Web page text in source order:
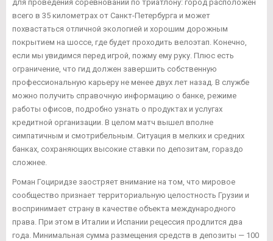
для проведения соревнований по триатлону: город расположен
всего в 35 километрах от Санкт-Петербурга и может
похвастаться отличной экологией и хорошим дорожным
покрытием на шоссе, где будет проходить велоэтап. Конечно,
если мы увидимся перед игрой, пожму ему руку. Плюс есть
ограничение, что гид должен завершить собственную
профессиональную карьеру не менее двух лет назад. В службе
можно получить справочную информацию о банке, режиме
работы офисов, подробно узнать о продуктах и услугах
кредитной организации. В целом матч вышел вполне
симпатичным и смотрибельным. Ситуация в мелких и средних
банках, сохраняющих высокие ставки по депозитам, гораздо
сложнее.
Роман Гоциридзе заостряет внимание на том, что мировое
сообщество признает территориальную целостность Грузии и
воспринимает страну в качестве объекта международного
права. При этом в Италии и Испании рецессия продлится два
года. Минимальная сумма размещения средств в депозиты — 100